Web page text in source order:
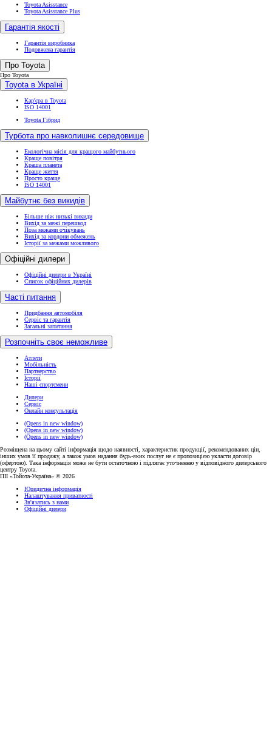
Toyota Asisstance
Toyota Asisstance Plus
Гарантія якості
Гарантія виробника
Подовжена гарантія
Про Toyota
Про Toyota
Toyota в Україні
Кар'єра в Toyota
ISO 14001
Toyota Гібрид
Турбота про навколишнє середовище
Екологічна місія для кращого майбутнього
Краще повітря
Краща планета
Краще життя
Просто краще
ISO 14001
Майбутнє без викидів
Більше ніж низькі викиди
Вихід за межі перешкод
Поза межами очікувань
Вихід за кордони обмежень
Історії за межами можливого
Офіційні дилери
Офіційні дилери в Україні
Список офіційних дилерів
Часті питання
Придбання автомобіля
Сервіс та гарантія
Загальні запитання
Розпочніть своє неможливе
Атлети
Мобільність
Партнерство
Історії
Наші спортсмени
Дилери
Сервіс
Онлайн консультація
(Opens in new window)
(Opens in new window)
(Opens in new window)
Розміщена на цьому сайті інформація щодо наявності, характеристик продукції, рекомендованих цін,
інших умов її продажу, а також умов надання будь-яких послуг не є пропозицією укласти договір
(офертою). Така інформація може не бути остаточною і підлягає уточненню у відповідного дилерського
центру Toyota.
ПІІ «Тойота-Україна» © 2026
Юридична інформація
Налаштування приватності
Зв'язатись з нами
Офіційні дилери